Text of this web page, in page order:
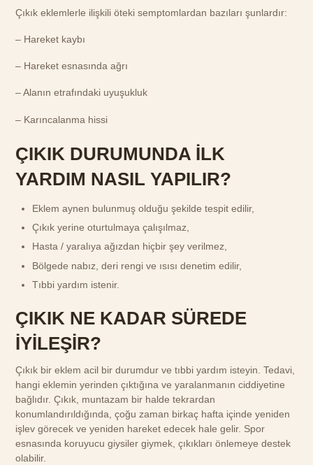
Çıkık eklemlerle ilişkili öteki semptomlardan bazıları şunlardır:
– Hareket kaybı
– Hareket esnasında ağrı
– Alanın etrafındaki uyuşukluk
– Karıncalanma hissi
ÇIKIK DURUMUNDA İLK
YARDIM NASIL YAPILIR?
Eklem aynen bulunmuş olduğu şekilde tespit edilir,
Çıkık yerine oturtulmaya çalışılmaz,
Hasta / yaralıya ağızdan hiçbir şey verilmez,
Bölgede nabız, deri rengi ve ısısı denetim edilir,
Tıbbi yardım istenir.
ÇIKIK NE KADAR SÜREDE
İYİLEŞİR?
Çıkık bir eklem acil bir durumdur ve tıbbi yardım isteyin. Tedavi,
hangi eklemin yerinden çıktığına ve yaralanmanın ciddiyetine
bağlıdır. Çıkık, muntazam bir halde tekrardan
konumlandırıldığında, çoğu zaman birkaç hafta içinde yeniden
işlev görecek ve yeniden hareket edecek hale gelir. Spor
esnasında koruyucu giysiler giymek, çıkıkları önlemeye destek
olabilir.